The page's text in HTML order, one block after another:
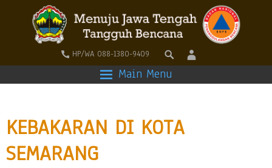
HP/WA 088-1380-9409
Main Menu
KEBAKARAN DI KOTA
SEMARANG